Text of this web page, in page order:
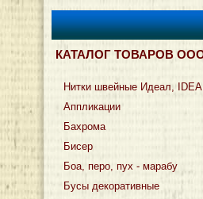
КАТАЛОГ ТОВАРОВ
Нитки швейные Идеал,
Аппликации
Бахрома
Бисер
Боа, перо, пух - марабу
Бусы декоративные